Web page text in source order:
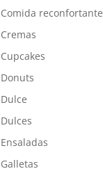
Comida reconfortante
Cremas
Cupcakes
Donuts
Dulce
Dulces
Ensaladas
Galletas